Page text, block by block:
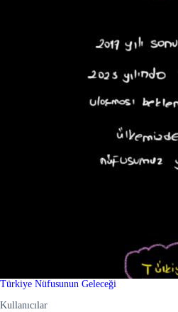
Türkiye Nüfusunun Geleceği
Kullanıcılar